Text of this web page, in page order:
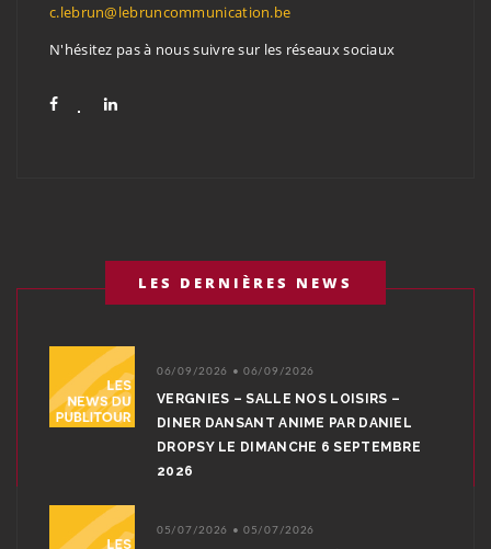
c.lebrun@lebruncommunication.be
N'hésitez pas à nous suivre sur les réseaux sociaux
LES DERNIÈRES NEWS
06/09/2026 • 06/09/2026
VERGNIES – SALLE NOS LOISIRS –
DINER DANSANT ANIME PAR DANIEL
DROPSY LE DIMANCHE 6 SEPTEMBRE
2026
05/07/2026 • 05/07/2026